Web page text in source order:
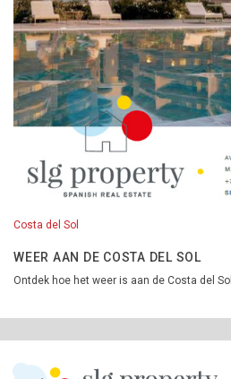
Costa del Sol
WEER AAN DE COSTA DEL SOL
Ontdek hoe het weer is aan de Costa del Sol